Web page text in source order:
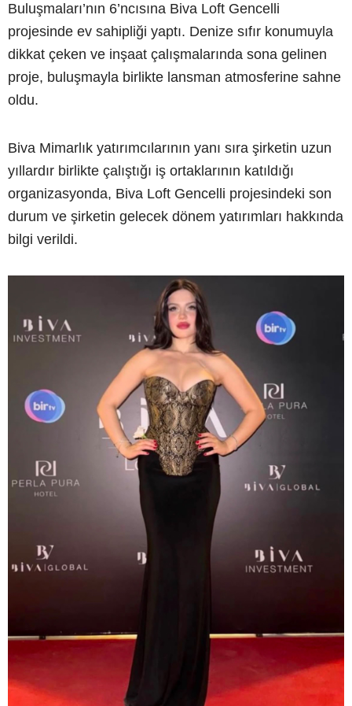
Buluşmaları’nın 6’ncısına Biva Loft Gencelli
projesinde ev sahipliği yaptı. Denize sıfır konumuyla
dikkat çeken ve inşaat çalışmalarında sona gelinen
proje, buluşmayla birlikte lansman atmosferine sahne
oldu.
Biva Mimarlık yatırımcılarının yanı sıra şirketin uzun
yıllardır birlikte çalıştığı iş ortaklarının katıldığı
organizasyonda, Biva Loft Gencelli projesindeki son
durum ve şirketin gelecek dönem yatırımları hakkında
bilgi verildi.